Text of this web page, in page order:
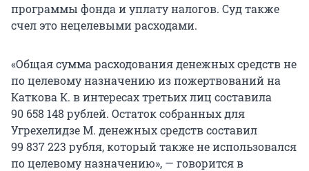
программы фонда и уплату налогов. Суд также
счел это нецелевыми расходами.
«Общая сумма расходования денежных средств не
по целевому назначению из пожертвований на
Каткова К. в интересах третьих лиц составила
90 658 148 рублей. Остаток собранных для
Угрехелидзе М. денежных средств составил
99 837 223 рубля, который также не использовался
по целевому назначению», — говорится в